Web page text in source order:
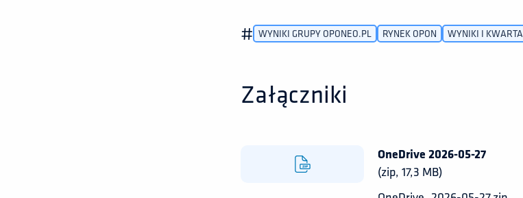
# WYNIKI GRUPY OPONEO.PL RYNEK OPON WYNIKI I
Załączniki
OneDrive 2026-05-27
(zip, 17,3 MB)